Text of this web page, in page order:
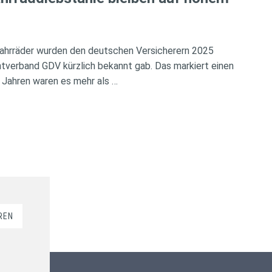
wurden den deutschen Versicherern 2025
GDV kürzlich bekannt gab. Das markiert einen
waren es mehr als …